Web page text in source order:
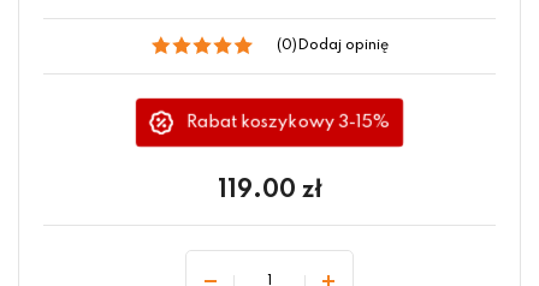
(0) Dodaj opinię
Rabat koszykowy 3-15%
119.00 zł